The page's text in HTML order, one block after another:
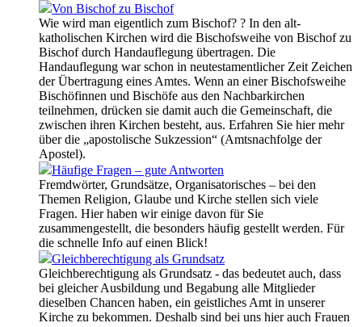
Von Bischof zu Bischof
Wie wird man eigentlich zum Bischof? ? In den alt-
katholischen Kirchen wird die Bischofsweihe von Bischof zu
Bischof durch Handauflegung übertragen. Die
Handauflegung war schon in neutestamentlicher Zeit Zeichen
der Übertragung eines Amtes. Wenn an einer Bischofsweihe
Bischöfinnen und Bischöfe aus den Nachbarkirchen
teilnehmen, drücken sie damit auch die Gemeinschaft, die
zwischen ihren Kirchen besteht, aus. Erfahren Sie hier mehr
über die „apostolische Sukzession“ (Amtsnachfolge der
Apostel).
Häufige Fragen – gute Antworten
Fremdwörter, Grundsätze, Organisatorisches – bei den
Themen Religion, Glaube und Kirche stellen sich viele
Fragen. Hier haben wir einige davon für Sie
zusammengestellt, die besonders häufig gestellt werden. Für
die schnelle Info auf einen Blick!
Gleichberechtigung als Grundsatz
Gleichberechtigung als Grundsatz - das bedeutet auch, dass
bei gleicher Ausbildung und Begabung alle Mitglieder
dieselben Chancen haben, ein geistliches Amt in unserer
Kirche zu bekommen. Deshalb sind bei uns hier auch Frauen